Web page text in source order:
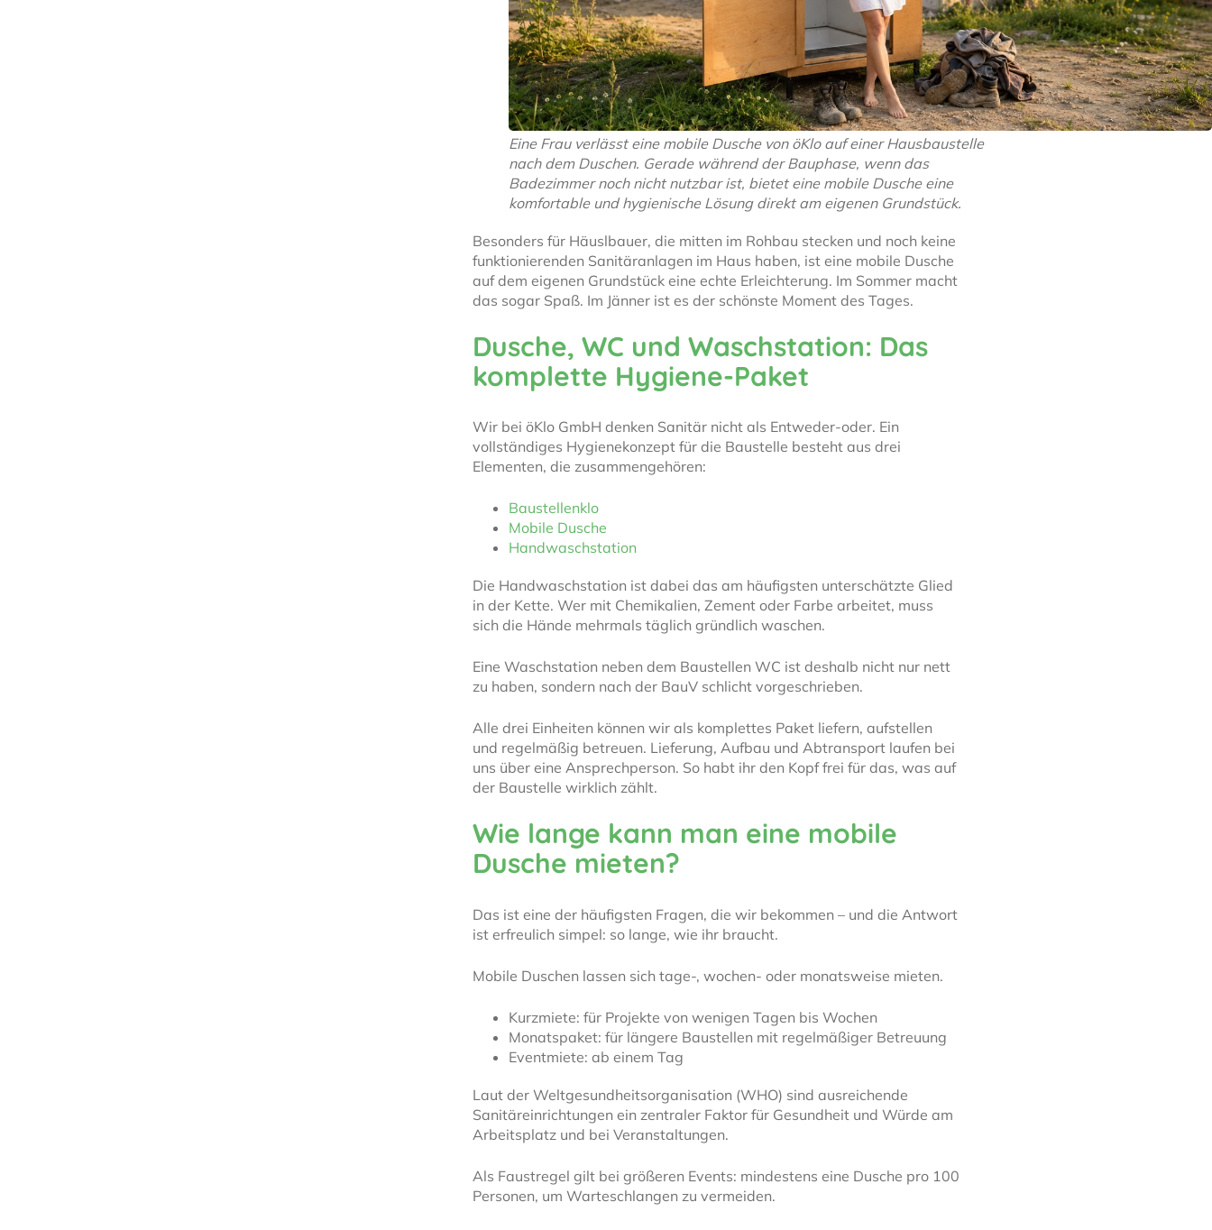
Eine Frau verlässt eine mobile Dusche von öKlo auf einer Hausbaustelle
nach dem Duschen. Gerade während der Bauphase, wenn das
Badezimmer noch nicht nutzbar ist, bietet eine mobile Dusche eine
komfortable und hygienische Lösung direkt am eigenen Grundstück.
Besonders für Häuslbauer, die mitten im Rohbau stecken und noch keine
funktionierenden Sanitäranlagen im Haus haben, ist eine mobile Dusche
auf dem eigenen Grundstück eine echte Erleichterung. Im Sommer macht
das sogar Spaß. Im Jänner ist es der schönste Moment des Tages.
Dusche, WC und Waschstation: Das
komplette Hygiene-Paket
Wir bei öKlo GmbH denken Sanitär nicht als Entweder-oder. Ein
vollständiges Hygienekonzept für die Baustelle besteht aus drei
Elementen, die zusammengehören:
Baustellenklo
Mobile Dusche
Handwaschstation
Die Handwaschstation ist dabei das am häufigsten unterschätzte Glied
in der Kette. Wer mit Chemikalien, Zement oder Farbe arbeitet, muss
sich die Hände mehrmals täglich gründlich waschen.
Eine Waschstation neben dem Baustellen WC ist deshalb nicht nur nett
zu haben, sondern nach der BauV schlicht vorgeschrieben.
Alle drei Einheiten können wir als komplettes Paket liefern, aufstellen
und regelmäßig betreuen. Lieferung, Aufbau und Abtransport laufen bei
uns über eine Ansprechperson. So habt ihr den Kopf frei für das, was auf
der Baustelle wirklich zählt.
Wie lange kann man eine mobile
Dusche mieten?
Das ist eine der häufigsten Fragen, die wir bekommen – und die Antwort
ist erfreulich simpel: so lange, wie ihr braucht.
Mobile Duschen lassen sich tage-, wochen- oder monatsweise mieten.
Kurzmiete: für Projekte von wenigen Tagen bis Wochen
Monatspaket: für längere Baustellen mit regelmäßiger Betreuung
Eventmiete: ab einem Tag
Laut der Weltgesundheitsorganisation (WHO) sind ausreichende
Sanitäreinrichtungen ein zentraler Faktor für Gesundheit und Würde am
Arbeitsplatz und bei Veranstaltungen.
Als Faustregel gilt bei größeren Events: mindestens eine Dusche pro 100
Personen, um Warteschlangen zu vermeiden.